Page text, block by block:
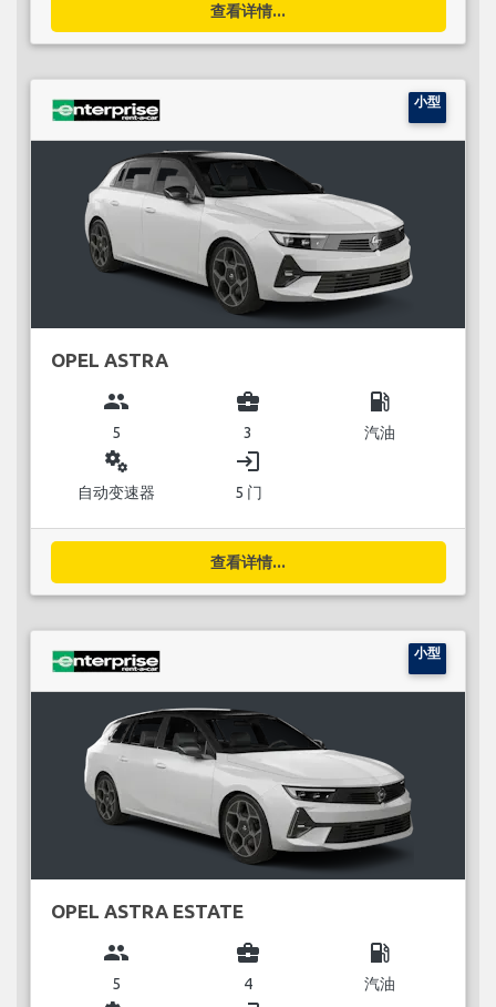
查看详情...
小型
OPEL ASTRA
group
5
business_center
3
local_gas_station
汽油
miscellaneous_services
自动变速器
login
5 门
查看详情...
小型
OPEL ASTRA ESTATE
group
5
business_center
4
local_gas_station
汽油